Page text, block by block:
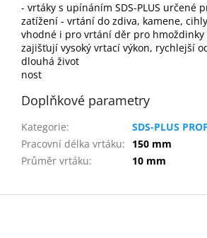
- vrtáky s upínáním SDS-PLUS určené
zatížení - vrtání do zdiva, kamene,
vhodné i pro vrtání děr pro hmoždinky
zajišťují vysoký vrtací výkon, rychlejší
dlouhá život
nost
Doplňkové parametry
Kategorie:
SDS-PLUS
Pracovní délka vrtáku:
150 mm
Průměr vrtáku: 10 mm
Z